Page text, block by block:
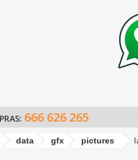
666 626 265
data gfx pictures